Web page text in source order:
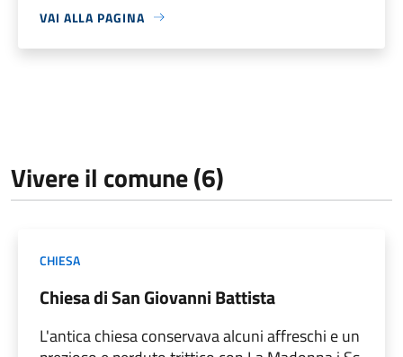
VAI ALLA PAGINA
Vivere il comune (6)
CHIESA
Chiesa di San Giovanni Battista
L'antica chiesa conservava alcuni affreschi e un